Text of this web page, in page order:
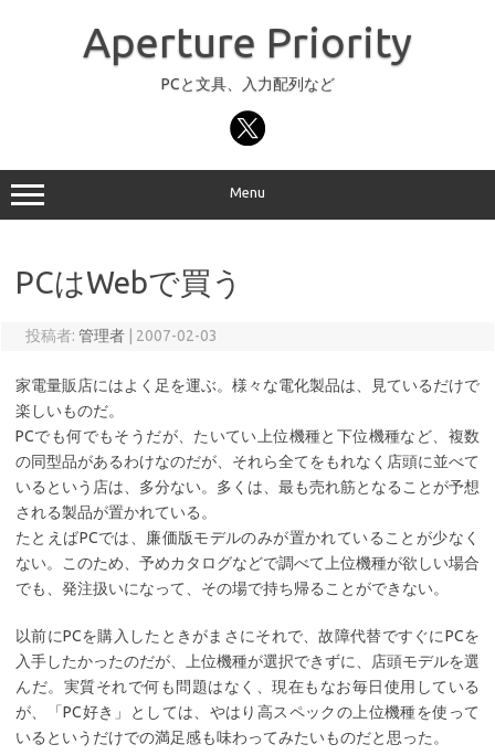
Aperture Priority
PCと文具、入力配列など
Menu
PCはWebで買う
投稿者: 管理者 2007-02-03
家電量販店にはよく足を運ぶ。様々な電化製品は、見ているだけで
楽しいものだ。
PCでも何でもそうだが、たいてい上位機種と下位機種など、複数
の同型品があるわけなのだが、それら全てをもれなく店頭に並べて
いるという店は、多分ない。多くは、最も売れ筋となることが予想
される製品が置かれている。
たとえばPCでは、廉価版モデルのみが置かれていることが少なく
ない。このため、予めカタログなどで調べて上位機種が欲しい場合
でも、発注扱いになって、その場で持ち帰ることができない。
以前にPCを購入したときがまさにそれで、故障代替ですぐにPCを
入手したかったのだが、上位機種が選択できずに、店頭モデルを選
んだ。実質それで何も問題はなく、現在もなお毎日使用している
が、「PC好き」としては、やはり高スペックの上位機種を使って
いるというだけでの満足感も味わってみたいものだと思った。